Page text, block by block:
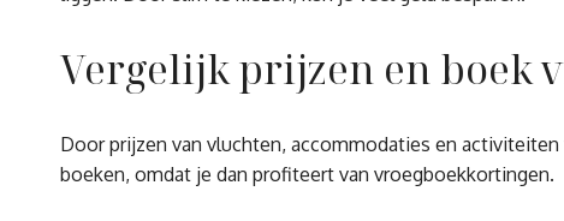
Vergelijk prijzen en boek
Door prijzen van vluchten, accommodaties en
boeken, omdat je dan profiteert van vroegboekkortingen.